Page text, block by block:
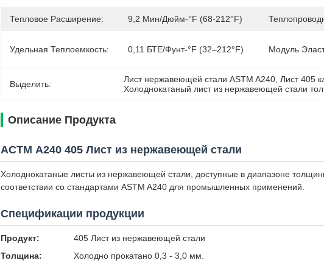
Тепловое Расширение: 9,2 Мин/дюйм-°F (68-212°F)
Удельная Теплоемкость: 0,11 БТЕ/фунт-°F (32–212°F) Модуль
Выделить: Лист нержавеющей стали ASTM A240 Лист 405
Холоднокатаный лист из нержавеющей стали
Описание Продукта
АСТМ A240 405 Лист из нержавеющей стали
Холоднокатаные листы из нержавеющей стали, доступные в диапазоне
соответствии со стандартами ASTM A240 для промышленных применений.
Спецификации продукции
Продукт:
405 Лист из нержавеющей стали
Толщина:
Холодно прокатано 0,3 - 3,0 мм.